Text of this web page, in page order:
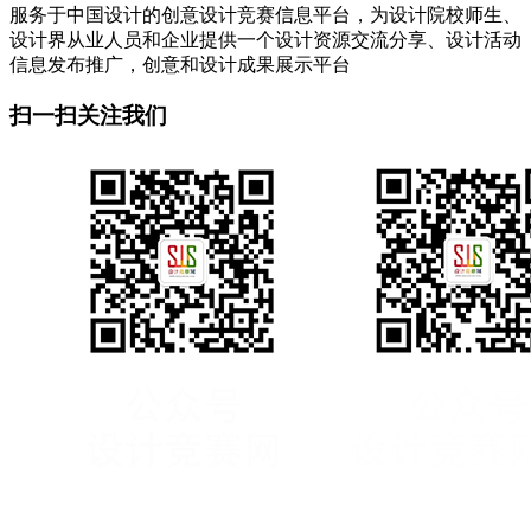
服务于中国设计的创意设计竞赛信息平台，为设计院校师生、
设计界从业人员和企业提供一个设计资源交流分享、设计活动
信息发布推广，创意和设计成果展示平台
扫一扫关注我们